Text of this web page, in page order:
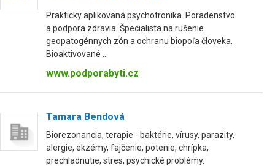
Prakticky aplikovaná psychotronika. Poradenstvo
a podpora zdravia. Špecialista na rušenie
geopatogénnych zón a ochranu biopoľa človeka.
Bioaktivované ...
www.podporabyti.cz
Tamara Bendová
Biorezonancia, terapie - baktérie, vírusy, parazity,
alergie, ekzémy, fajčenie, potenie, chrípka,
prechladnutie, stres, psychické problémy.